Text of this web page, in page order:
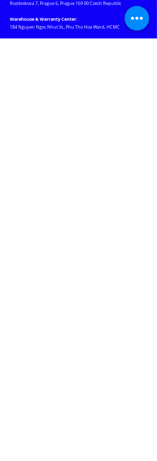
Rozdeskova 7, Prague 6, Prague 169 00 Czech Republic
Warehouse & Warranty Center:
184 Nguyen Ngoc Nhut St., Phu Tho Hoa Ward, HCMC